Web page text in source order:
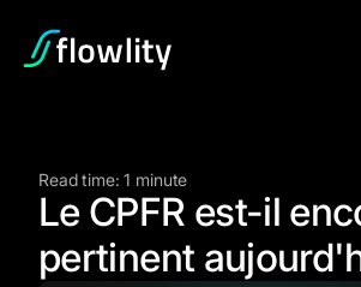
Read time: 1 minute
Le CPFR est-il
pertinent